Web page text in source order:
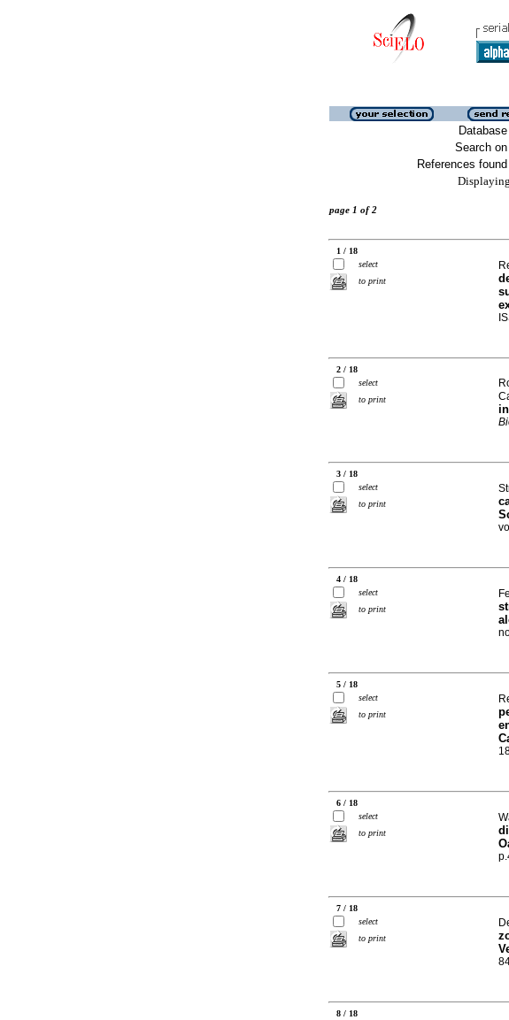
Search
References
page 1 of 2
1 / 18
select
to print
2 / 18
select
to print
3 / 18
select
to print
4 / 18
select
to print
5 / 18
select
to print
6 / 18
select
to print
7 / 18
select
to print
8 / 18